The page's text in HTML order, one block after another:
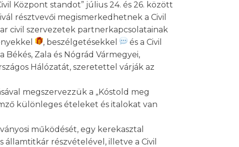
Központ standot” július 24. és 26. között
résztvevői megismerkedhetnek a Civil
civil szervezetek partnerkapcsolatainak
, beszélgetésekkel
és a Civil
Zala és Nógrád Vármegyei,
Hálózatát, szeretettel várják az
megszervezzük a „Kóstold meg
különleges ételeket és italokat van
működését, egy kerekasztal
részvételével, illetve a Civil